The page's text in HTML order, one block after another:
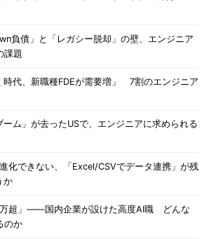
負債」と「レガシー脱却」の壁、エンジニア
課題
時代、新職種FDEが需要増」 7割のエンジニア
ーム」が去ったUSで、エンジニアに求められる
化できない、「Excel/CSVでデータ連携」が残
か
超」――国内企業が設けた高度AI職 どんな
のか